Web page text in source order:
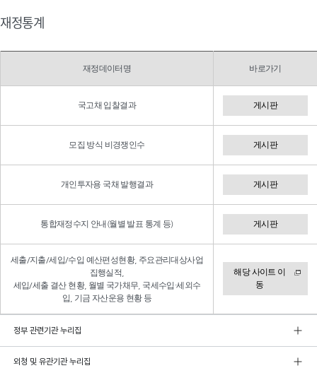
재정통계
재정데이터명 바로가기
국고채 입찰결과 게시판
모집 방식 비경쟁인수 게시판
개인투자용 국채 발행결과 게시판
통합재정수지 안내(월별 발표 통계 등) 게시판
세출/지출/세입/수입 예산편성현황, 주요관리대상사업
집행실적,
세입/세출 결산 현황, 월별 국가채무, 국세수입·세외수
입, 기금 자산운용 현황 등
해당 사이트 이
동
정부 관련기관 누리집
외청 및 유관기관 누리집